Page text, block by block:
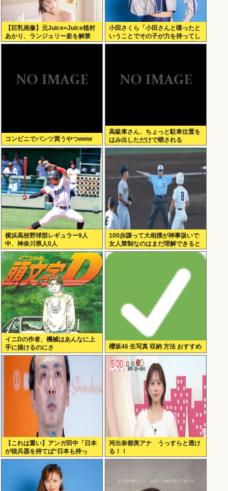
【巨乳画像】元Juice=Juice植村
あかり、ランジェリー姿を解禁
www卒業後初フォトブックで
小田さくら「小田さんと喋ったと
いうことでその子が力を持ってし
まわないように、研修生とは喋ら
コンビニでパンツ買うやつwww
高級車さん、ちょっと駐車位置を
はみ出しただけで晒される
wwwWwwWWw
横浜高校野球部レギュラー9人
中、神奈川県人0人
100歩譲って大相撲が神事扱いで
女人禁制なのはまだ理解できると
して、高校野球のグラウンドが女
イニDの作者、機械はあんなに上
手に描けるのにさ
櫻坂46 生写真 収納 方法 おすすめ
【これは重い】アンガ田中「日本
が核兵器を持てば“日本も持っ
た”と世界中に広がる」
河出奈都美アナ うっすらと透け
る！！